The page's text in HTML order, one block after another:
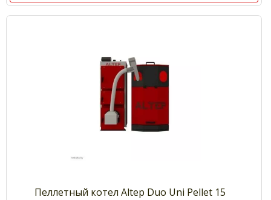
Пеллетный котел Altep Duo Uni Pellet 15